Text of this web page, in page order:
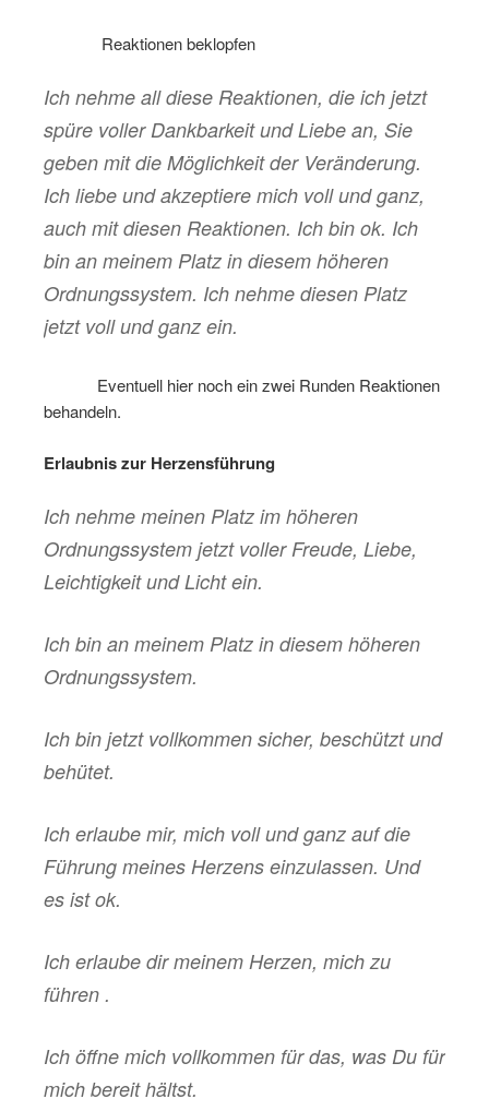
Reaktionen beklopfen
Ich nehme all diese Reaktionen, die ich jetzt
spüre voller Dankbarkeit und Liebe an, Sie
geben mit die Möglichkeit der Veränderung.
Ich liebe und akzeptiere mich voll und ganz,
auch mit diesen Reaktionen. Ich bin ok. Ich
bin an meinem Platz in diesem höheren
Ordnungssystem. Ich nehme diesen Platz
jetzt voll und ganz ein.
Eventuell hier noch ein zwei Runden Reaktionen
behandeln.
Erlaubnis zur Herzensführung
Ich nehme meinen Platz im höheren
Ordnungssystem jetzt voller Freude, Liebe,
Leichtigkeit und Licht ein.
Ich bin an meinem Platz in diesem höheren
Ordnungssystem.
Ich bin jetzt vollkommen sicher, beschützt und
behütet.
Ich erlaube mir, mich voll und ganz auf die
Führung meines Herzens einzulassen. Und
es ist ok.
Ich erlaube dir meinem Herzen, mich zu
führen .
Ich öffne mich vollkommen für das, was Du für
mich bereit hältst.